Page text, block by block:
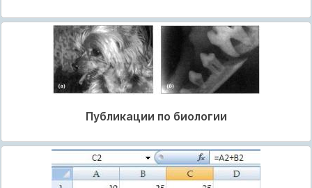
Публикации по биологии